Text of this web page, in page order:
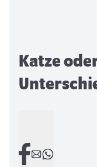
Katze